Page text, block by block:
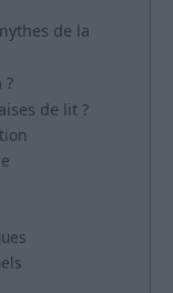
de la
?
de lit ?